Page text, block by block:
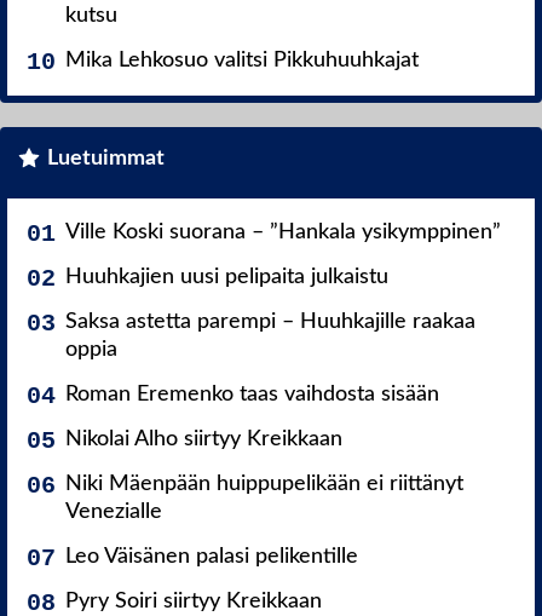
kutsu
Mika Lehkosuo valitsi Pikkuhuuhkajat
Luetuimmat
Ville Koski suorana – ”Hankala ysikymppinen”
Huuhkajien uusi pelipaita julkaistu
Saksa astetta parempi – Huuhkajille raakaa
oppia
Roman Eremenko taas vaihdosta sisään
Nikolai Alho siirtyy Kreikkaan
Niki Mäenpään huippupelikään ei riittänyt
Venezialle
Leo Väisänen palasi pelikentille
Pyry Soiri siirtyy Kreikkaan